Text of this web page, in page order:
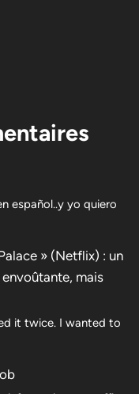
español..y yo quiero
» (Netflix) : un
mais
it twice. I wanted to